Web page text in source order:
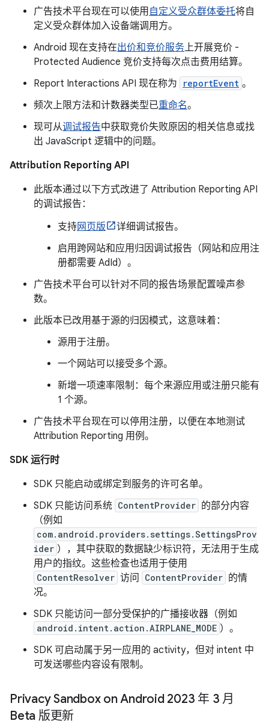
广告技术平台现在可以使用 自定义受众群体委托将自
定义受众群体加入设备端调用方。
Android 现在支持在出价和竞价服务上开展竞价 -
Protected Audience 竞价支持每次点击费用结算。
Report Interactions API 现在称为
reportEvent 。
频次上限方法和计数器类型已重命名。
现可从调试报告中获取竞价失败原因的相关信息或找
出 JavaScript 逻辑中的问题。
Attribution Reporting API
此版本通过以下方式改进了 Attribution Reporting API
的调试报告：
支持网页版
详细调试报告。
启用跨网站和应用归因调试报告（网站和应用注
册都需要 AdId）。
广告技术平台可以针对不同的报告场景配置噪声参
数。
此版本已改用基于源的归因模式，这意味着：
源用于注册。
一个网站可以接受多个源。
新增一项速率限制：每个来源应用或注册只能有
1 个源。
广告技术平台现在可以停用注册，以便在本地测试
Attribution Reporting 用例。
SDK 运行时
SDK 只能启动或绑定到服务的许可名单。
SDK 只能访问系统 ContentProvider 的部分内容
（例如
com.android.providers.settings.SettingsProv
ider ），其中获取的数据缺少标识符，无法用于生成
用户的指纹。这些检查也适用于使用
ContentResolver 访问 ContentProvider 的情
况。
SDK 只能访问一部分受保护的广播接收器（例如
android.intent.action.AIRPLANE_MODE ）。
SDK 可启动属于另一应用的 activity，但对 intent 中
可发送哪些内容设有限制。
Privacy Sandbox on Android 2023 年 3 月
Beta 版更新